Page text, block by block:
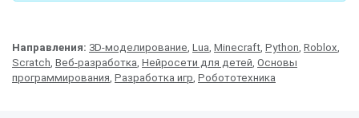
Направления: 3D-моделирование Lua Minecraft Python Roblox
Scratch Веб-разработка Нейросети для детей Основы
программирования Разработка игр Робототехника